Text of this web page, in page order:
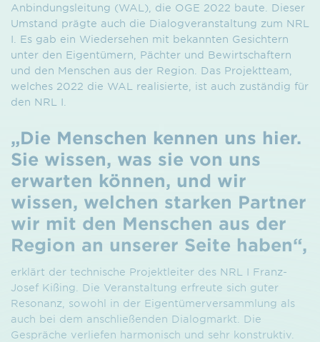
Anbindungsleitung (WAL), die OGE 2022 baute. Dieser
Umstand prägte auch die Dialogveranstaltung zum NRL
I. Es gab ein Wiedersehen mit bekannten Gesichtern
unter den Eigentümern, Pächter und Bewirtschaftern
und den Menschen aus der Region. Das Projekt­team,
welches 2022 die WAL realisierte, ist auch zuständig für
den NRL I.
„Die Menschen kennen uns hier.
Sie wissen, was sie von uns
erwarten können, und wir
wissen, welchen starken Partner
wir mit den Menschen aus der
Region an unserer Seite haben“,
erklärt der technische Projektleiter des NRL I Franz-
Josef Kißing. Die Veranstaltung erfreute sich guter
Resonanz, sowohl in der Eigentümer­versammlung als
auch bei dem anschließenden Dialogmarkt. Die
Gespräche verliefen harmonisch und sehr konstruktiv.